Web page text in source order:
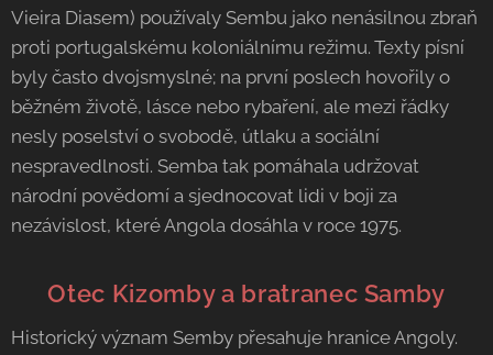
Vieira Diasem) používaly Sembu jako nenásilnou zbraň
proti portugalskému koloniálnímu režimu. Texty písní
byly často dvojsmyslné; na první poslech hovořily o
běžném životě, lásce nebo rybaření, ale mezi řádky
nesly poselství o svobodě, útlaku a sociální
nespravedlnosti. Semba tak pomáhala udržovat
národní povědomí a sjednocovat lidi v boji za
nezávislost, které Angola dosáhla v roce 1975.
🌎 Otec Kizomby a bratranec Samby
Historický význam Semby přesahuje hranice Angoly.